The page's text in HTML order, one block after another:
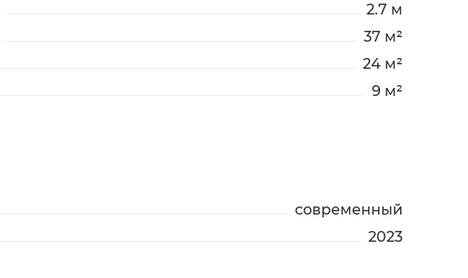
2.7 м
37 м²
24 м²
9 м²
современный
2023